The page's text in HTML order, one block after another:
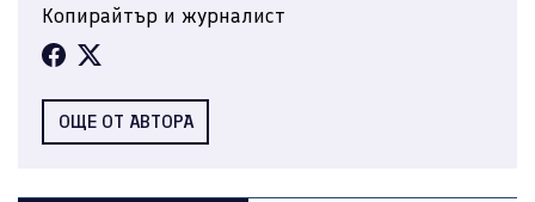
Копирайтър и журналист
ОЩЕ ОТ АВТОРА